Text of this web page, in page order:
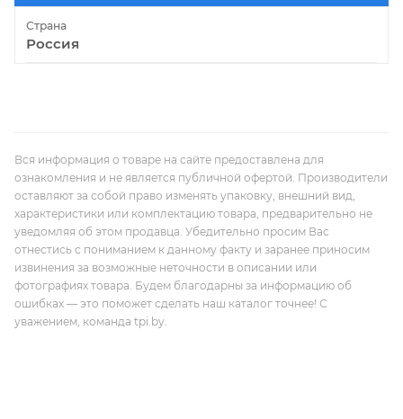
Страна
Россия
Вся информация о товаре на сайте предоставлена для
ознакомления и не является публичной офертой. Производители
оставляют за собой право изменять упаковку, внешний вид,
характеристики или комплектацию товара, предварительно не
уведомляя об этом продавца. Убедительно просим Вас
отнестись с пониманием к данному факту и заранее приносим
извинения за возможные неточности в описании или
фотографиях товара. Будем благодарны за информацию об
ошибках — это поможет сделать наш каталог точнее! С
уважением, команда tpi.by.